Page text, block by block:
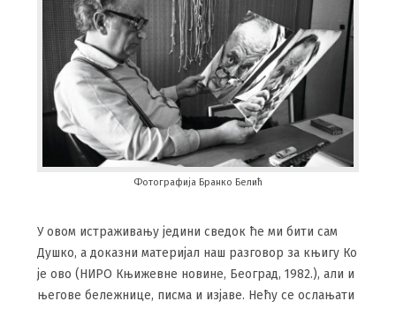
Фотографија Бранко Белић
У овом истраживању једини сведок ће ми бити сам
Душко, а доказни материјал наш разговор за књигу Ко
је ово (НИРО Књижевне новине, Београд, 1982.), али и
његове бележнице, писма и изјаве. Нећу се ослањати